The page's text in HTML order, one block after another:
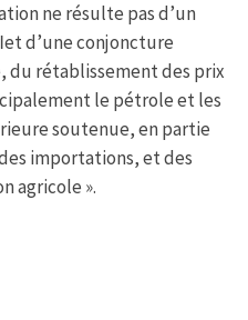
ne résulte pas d’un
d’une conjoncture
du rétablissement des prix
le pétrole et les
soutenue, en partie
importations, et des
agricole ».